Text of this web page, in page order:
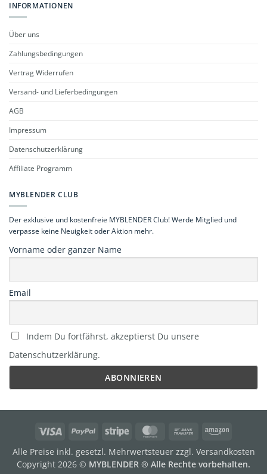
INFORMATIONEN
Über uns
Zahlungsbedingungen
Vertrag Widerrufen
Versand- und Lieferbedingungen
AGB
Impressum
Datenschutzerklärung
Affiliate Programm
MYBLENDER CLUB
Der exklusive und kostenfreie MYBLENDER Club! Werde Mitglied und
verpasse keine Neuigkeit oder Aktion mehr.
Vorname oder ganzer Name
Email
Indem Du fortfährst, akzeptierst Du unsere
Datenschutzerklärung.
Visa PayPal Stripe MasterCard
Bank
Amazon
Alle Preise inkl. gesetzl. Mehrwertsteuer zzgl. Versandkosten
Copyright 2026 © MYBLENDER ® Alle Rechte vorbehalten.